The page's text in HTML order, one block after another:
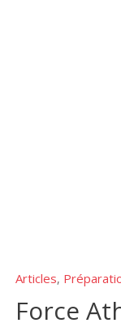
Articles,
Force